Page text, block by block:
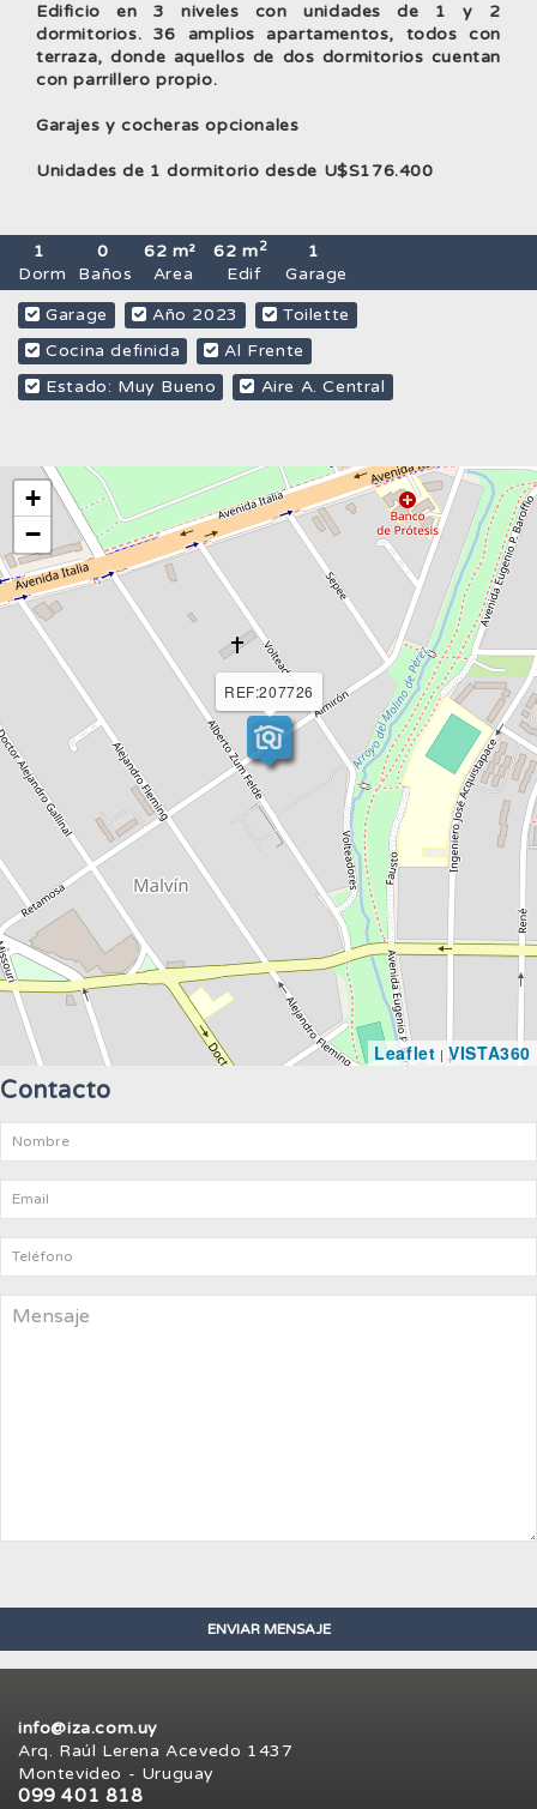
Edificio en 3 niveles con unidades de 1 y 2
dormitorios. 36 amplios apartamentos, todos con
terraza, donde aquellos de dos dormitorios cuentan
con parrillero propio.
Garajes y cocheras opcionales
Unidades de 1 dormitorio desde U$S176.400
1
Dorm
0
Baños
62 m²
Area
62 m2
Edif
1
Garage
Garage
Año 2023
Toilette
Cocina definida
Al Frente
Estado: Muy Bueno
Aire A. Central
REF:207726
+
−
Leaflet |VISTA360
Contacto
info@iza.com.uy
Arq. Raúl Lerena Acevedo 1437
Montevideo - Uruguay
099 401 818